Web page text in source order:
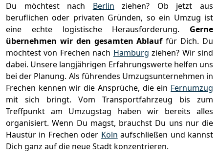
Du möchtest nach Berlin ziehen? Ob jetzt aus
beruflichen oder privaten Gründen, so ein Umzug ist
eine echte logistische Herausforderung. Gerne
übernehmen wir den gesamten Ablauffür Dich. Du
möchtest von Frechen nach Hamburg ziehen? Wir sind
dabei. Unsere langjährigen Erfahrungswerte helfen uns
bei der Planung. Als führendes Umzugsunternehmen in
Frechen kennen wir die Ansprüche, die ein Fernumzug
mit sich bringt. Vom Transportfahrzeug bis zum
Treffpunkt am Umzugstag haben wir bereits alles
organisiert. Wenn Du magst, brauchst Du uns nur die
Haustür in Frechen oder Köln aufschließen und kannst
Dich ganz auf die neue Stadt konzentrieren.